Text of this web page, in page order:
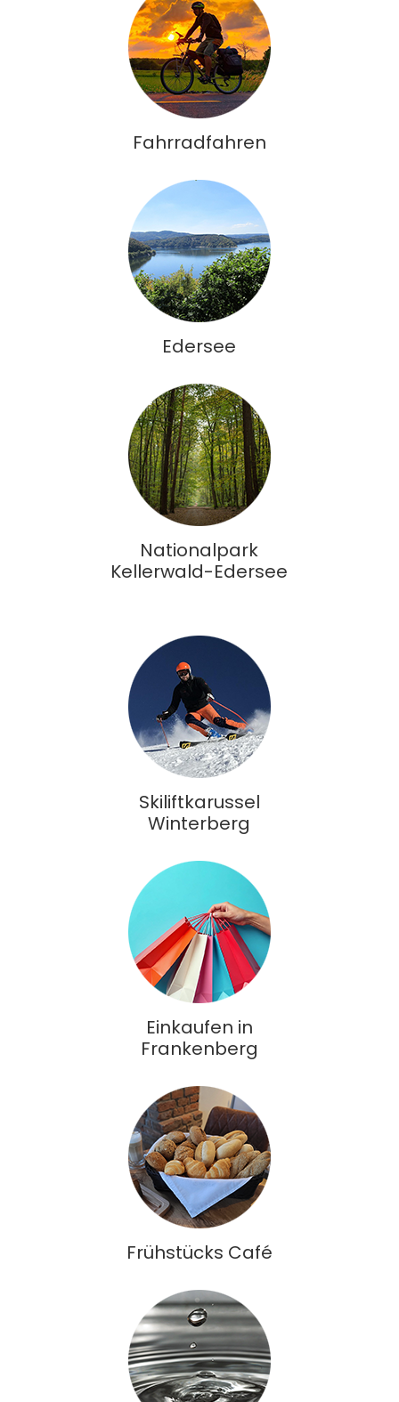
Fahrradfahren
Edersee
Nationalpark
Kellerwald-Edersee
Skiliftkarussel
Winterberg
Einkaufen in
Frankenberg
Frühstücks Café